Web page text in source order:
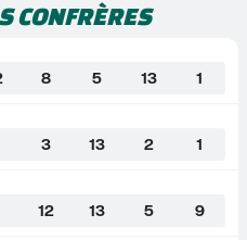
CONFRÈRES
8 5 13 1
3 13 2 1
12 13 5 9